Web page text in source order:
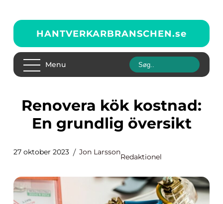
HANTVERKARBRANSCHEN.se
Menu
Renovera kök kostnad:
En grundlig översikt
27 oktober 2023 Jon Larsson
Redaktionel